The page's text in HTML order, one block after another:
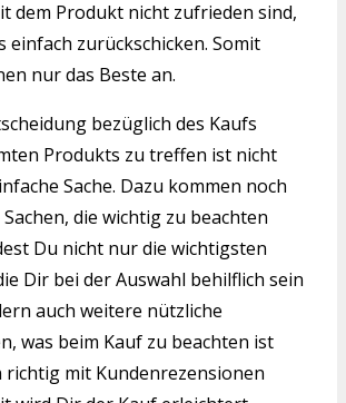
dem Produkt nicht zufrieden sind,
einfach zurückschicken. Somit
nur das Beste an.
bezüglich des Kaufs
Produkts zu treffen ist nicht
Sache. Dazu kommen noch
die wichtig zu beachten
Du nicht nur die wichtigsten
Dir bei der Auswahl behilflich sein
auch weitere nützliche
was beim Kauf zu beachten ist
richtig mit Kundenrezensionen